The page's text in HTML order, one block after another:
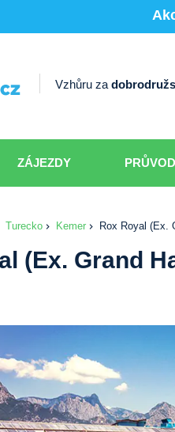
Vzhůru za
ZÁJEZDY
Turecko Kemer Rox Royal (Ex.
(Ex. Grand